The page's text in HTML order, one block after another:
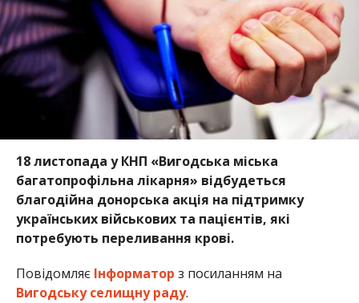
18 листопада у КНП «Вигодська міська
багатопрофільна лікарня» відбудеться
благодійна донорська акція на підтримку
українських військових та пацієнтів, які
потребують переливання крові.
Повідомляє Інформатор з посиланням на
Вигодську селищну раду.